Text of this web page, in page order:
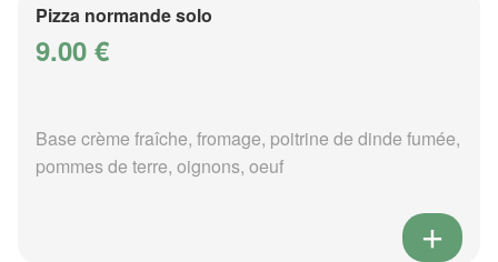
Pizza normande solo
9.00 €
Base crème fraîche, fromage, poitrine de dinde fumée,
pommes de terre, oignons, oeuf